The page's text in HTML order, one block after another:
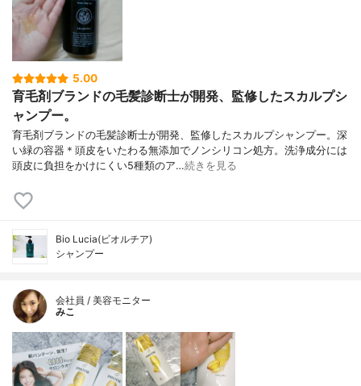
5.00
育毛剤ブランドの毛髪診断士が開発、監修したスカルプシ
ャンプー。
育毛剤ブランドの毛髪診断士が開発、監修したスカルプシャンプー。深
い緑の容器＊頭皮をいたわる無添加でノンシリコン処方。洗浄成分には
頭皮に負担をかけにくい5種類のア…続きを見る
Bio Lucia(ビオルチア)
シャンプー
会社員 / 美容モニター
みこ